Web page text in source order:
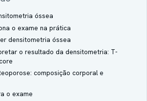
óssea
o exame na prática
densitometria óssea
o resultado da densitometria: T-
composição corporal e
o exame